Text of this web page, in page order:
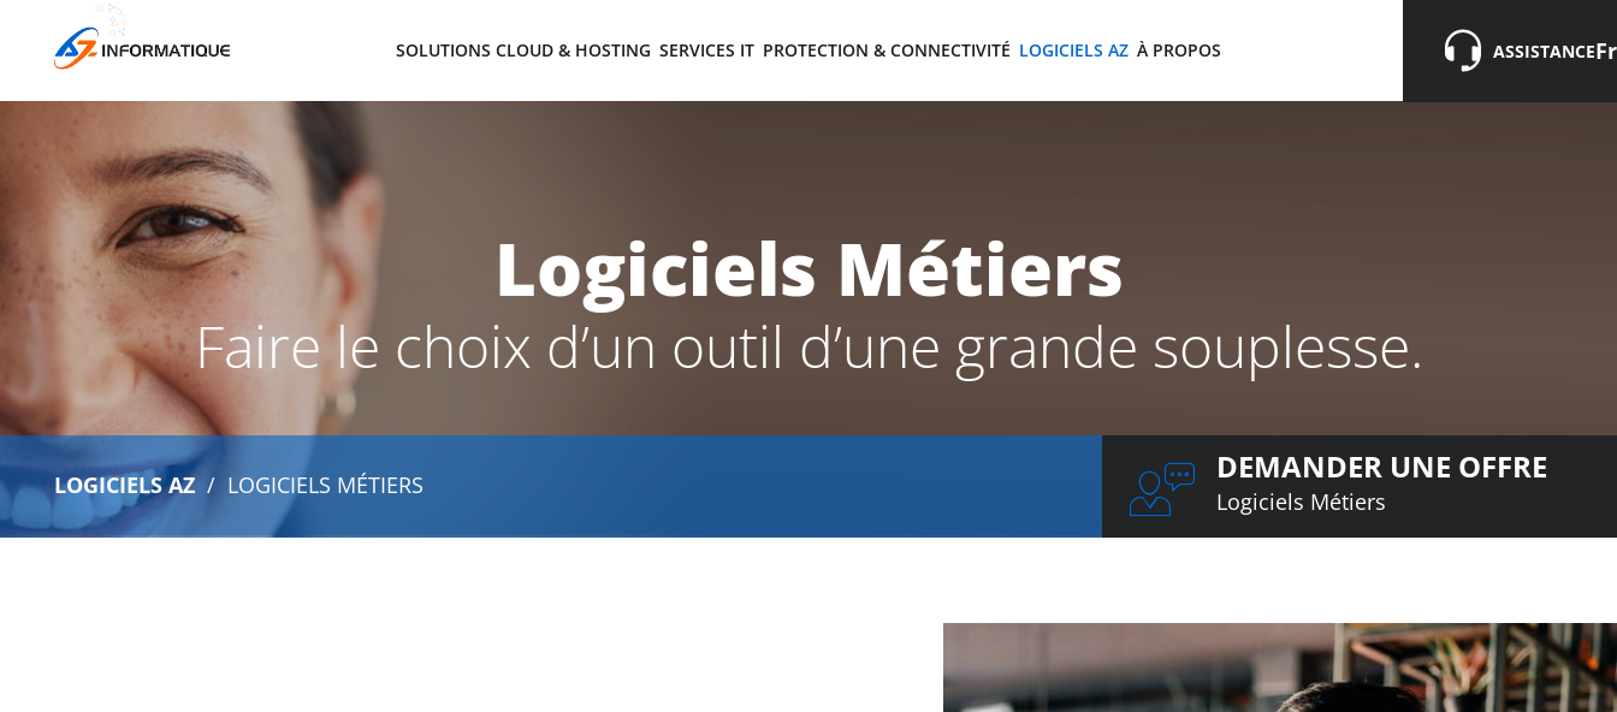
SOLUTIONS CLOUD & HOSTING SERVICES IT PROTECTION & CONNECTIVITÉ LOGICIELS AZ À PROPOS Fr
ASSISTANCEFr
Logiciels Métiers
Faire le choix d’un outil d’une grande souplesse.
LOGICIELS AZ LOGICIELS MÉTIERS DEMANDER UNE OFFRE
Logiciels Métiers